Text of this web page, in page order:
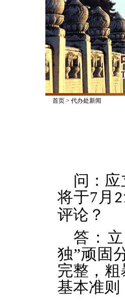
首页> 代办处新闻
问：
将于7 月
评论？
答：
独”顽固
完整，
基本准则